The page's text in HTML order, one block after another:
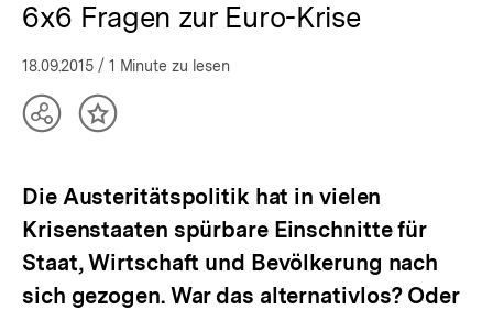
6x6 Fragen zur Euro-Krise
18.09.2015 / 1 Minute zu lesen
TeilenInhalt
Die Austeritätspolitik hat in vielen
Krisenstaaten spürbare Einschnitte für
Staat, Wirtschaft und Bevölkerung nach
sich gezogen. War das alternativlos? Oder